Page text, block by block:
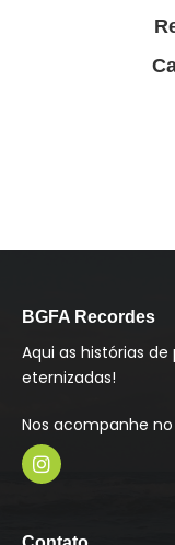
BGFA Recordes
Aqui as histórias
eternizadas!
Nos acompanhe
s